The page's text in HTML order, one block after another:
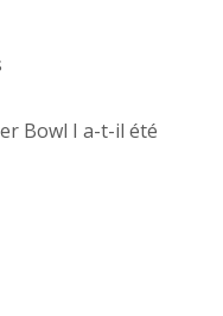
Bowl I a-t-il été